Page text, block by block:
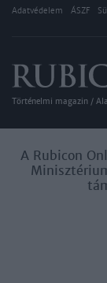
Adatvédelem ÁSZF
Történelmi magazin /
A Rubicon